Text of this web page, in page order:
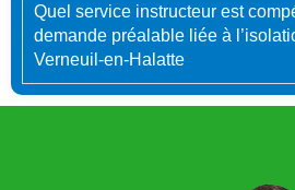
Quel service instructeur est
demande préalable liée à
Verneuil-en-Halatte